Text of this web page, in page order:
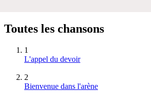
Toutes les chansons
1
L'appel du devoir
2
Bienvenue dans l'arène